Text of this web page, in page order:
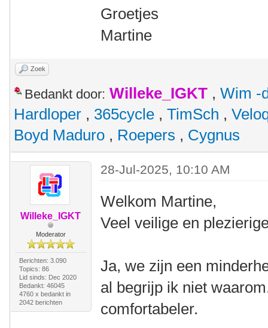
Groetjes
Martine
Zoek
Bedankt door: Willeke_IGKT , Wim -
Hardloper , 365cycle , TimSch ,
Boyd Maduro , Roepers , Cygnus
Willeke_IGKT
Moderator
Berichten: 3.090
Topics: 86
Lid sinds: Dec 2020
Bedankt: 46045
4760 x bedankt in
2042 berichten
28-Jul-2025, 10:10 AM
Welkom Martine,
Veel veilige en
Ja, we zijn een
al begrijp ik niet
comfortabeler.